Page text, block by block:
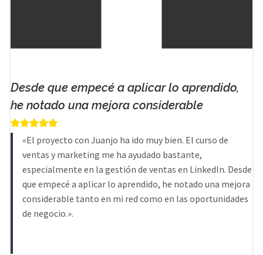
Desde que empecé a aplicar lo aprendido,
he notado una mejora considerable
«El proyecto con Juanjo ha ido muy bien. El curso de
ventas y marketing me ha ayudado bastante,
especialmente en la gestión de ventas en LinkedIn. Desde
que empecé a aplicar lo aprendido, he notado una mejora
considerable tanto en mi red como en las oportunidades
de negocio.».